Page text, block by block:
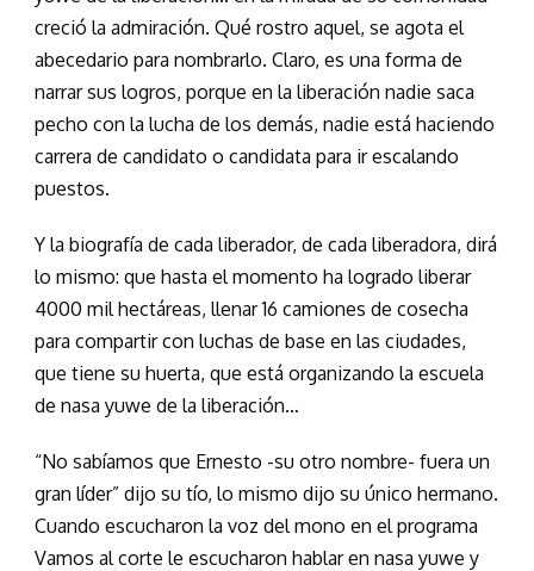
creció la admiración. Qué rostro aquel, se agota el
abecedario para nombrarlo. Claro, es una forma de
narrar sus logros, porque en la liberación nadie saca
pecho con la lucha de los demás, nadie está haciendo
carrera de candidato o candidata para ir escalando
puestos.
Y la biografía de cada liberador, de cada liberadora, dirá
lo mismo: que hasta el momento ha logrado liberar
4000 mil hectáreas, llenar 16 camiones de cosecha
para compartir con luchas de base en las ciudades,
que tiene su huerta, que está organizando la escuela
de nasa yuwe de la liberación…
“No sabíamos que Ernesto -su otro nombre- fuera un
gran líder” dijo su tío, lo mismo dijo su único hermano.
Cuando escucharon la voz del mono en el programa
Vamos al corte le escucharon hablar en nasa yuwe y